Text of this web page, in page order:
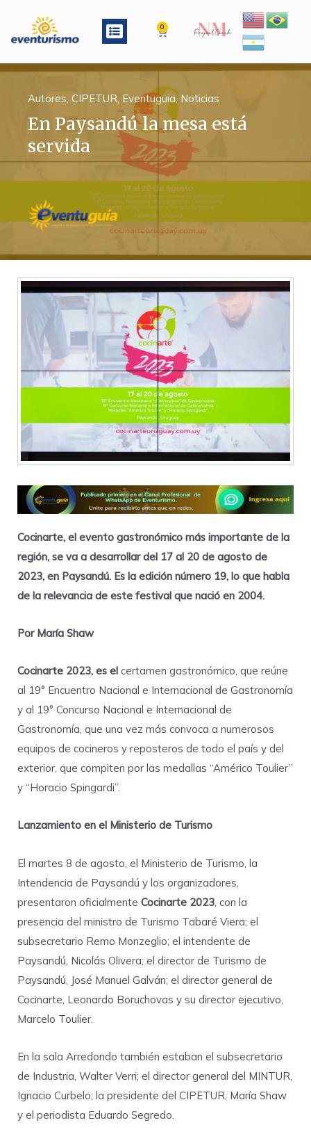
contenido
Menu 0 Cart
Autores, CIPETUR, Eventuguia,Noticias
En Paysandú la mesa está
servida
Cocinarte, el evento gastronómico más importante de la
región, se va a desarrollar del 17 al 20 de agosto de
2023, en Paysandú. Es la edición número 19, lo que habla
de la relevancia de este festival que nació en 2004.
Por María Shaw
Cocinarte 2023, es el certamen gastronómico, que reúne
al 19° Encuentro Nacional e Internacional de Gastronomía
y al 19° Concurso Nacional e Internacional de
Gastronomía, que una vez más convoca a numerosos
equipos de cocineros y reposteros de todo el país y del
exterior, que compiten por las medallas “Américo Toulier”
y “Horacio Spingardi”.
Lanzamiento en el Ministerio de Turismo
El martes 8 de agosto, el Ministerio de Turismo, la
Intendencia de Paysandú y los organizadores,
presentaron oficialmente Cocinarte 2023 , con la
presencia del ministro de Turismo Tabaré Viera; el
subsecretario Remo Monzeglio; el intendente de
Paysandú, Nicolás Olivera; el director de Turismo de
Paysandú, José Manuel Galván; el director general de
Cocinarte, Leonardo Boruchovas y su director ejecutivo,
Marcelo Toulier.
En la sala Arredondo también estaban el subsecretario
de Industria, Walter Verri; el director general del MINTUR,
Ignacio Curbelo; la presidente del CIPETUR, María Shaw
y el periodista Eduardo Segredo.